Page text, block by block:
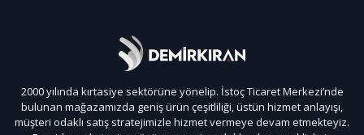
2000 yılında kırtasiye sektörüne yönelip. İstoç Ticaret Merkezi’nde
bulunan mağazamızda geniş ürün çeşitliliği, üstün hizmet anlayışı,
müşteri odaklı satış stratejimizle hizmet vermeye devam etmekteyiz.